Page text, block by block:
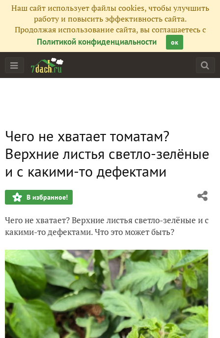
Наш сайт использует файлы cookies, чтобы улучшить
работу и повысить эффективность сайта.
Продолжая использование сайта, вы соглашаетесь с
Политикой конфиденциальности
ок
Чего не хватает томатам?
Верхние листья светло-зелёные
и с какими-то дефектами
В избранное!
Чего не хватает? Верхние листья светло-зелёные и с
какими-то дефектами. Что это может быть?